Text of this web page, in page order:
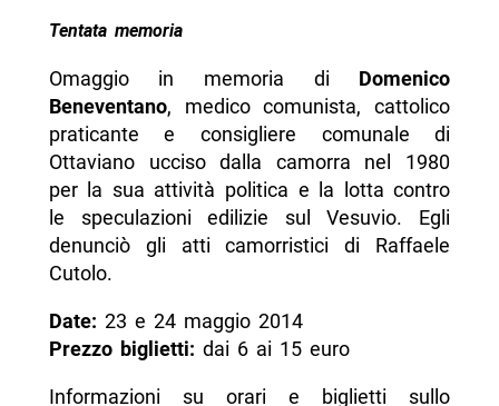
Tentata memoria
Omaggio in memoria di Domenico
Beneventano, medico comunista, cattolico
praticante e consigliere comunale di
Ottaviano ucciso dalla camorra nel 1980
per la sua attività politica e la lotta contro
le speculazioni edilizie sul Vesuvio. Egli
denunciò gli atti camorristici di Raffaele
Cutolo.
Date: 23 e 24 maggio 2014
Prezzo biglietti: dai 6 ai 15 euro
Informazioni su orari e biglietti sullo